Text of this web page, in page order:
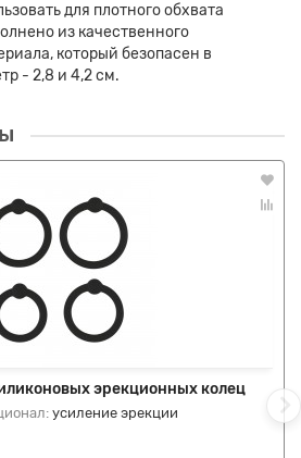
для плотного обхвата
из качественного
который безопасен в
- 2,8 и 4,2 см.
эрекционных колец
усиление эрекции